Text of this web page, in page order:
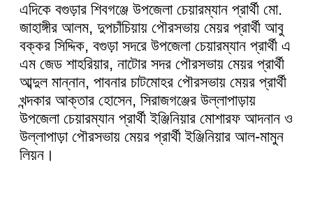
এদিকে বগুড়ার শিবগঞ্জে উপজেলা চেয়ারম্যান প্রার্থী মো.
জাহাঙ্গীর আলম, দুপচাঁচিয়ায় পৌরসভায় মেয়র প্রার্থী আবু
বক্কর সিদ্দিক, বগুড়া সদরে উপজেলা চেয়ারম্যান প্রার্থী এ
এম জেড শাহরিয়ার, নাটোর সদর পৌরসভায় মেয়র প্রার্থী
আব্দুল মান্নান, পাবনার চাটমোহর পৌরসভায় মেয়র প্রার্থী
খন্দকার আক্তার হোসেন, সিরাজগঞ্জের উল্লাপাড়ায়
উপজেলা চেয়ারম্যান প্রার্থী ইঞ্জিনিয়ার মোশারফ আদনান ও
উল্লাপাড়া পৌরসভায় মেয়র প্রার্থী ইঞ্জিনিয়ার আল-মামুন
লিয়ন।